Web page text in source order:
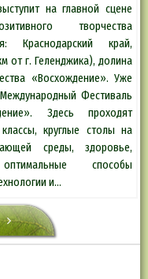
на главной сцене
творчества
Краснодарский край,
от г. Геленджика), долина
«Восхождение». Уже
Фестиваль
Здесь проходят
круглые столы на
среды, здоровье,
способы
и…